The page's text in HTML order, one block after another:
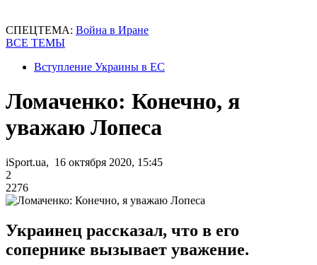
СПЕЦТЕМА: Война в Иране
ВСЕ ТЕМЫ
Вступление Украины в ЕС
Ломаченко: Конечно, я
уважаю Лопеса
iSport.ua, 16 октября 2020, 15:45
2
2276
Украинец рассказал, что в его
сопернике вызывает уважение.